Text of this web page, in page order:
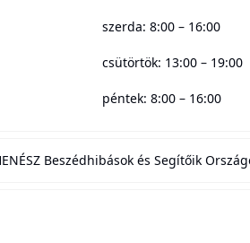
szerda: 8:00 – 16:00
csütörtök: 13:00 – 19:00
péntek: 8:00 – 16:00
Beszédhibások és Segítőik